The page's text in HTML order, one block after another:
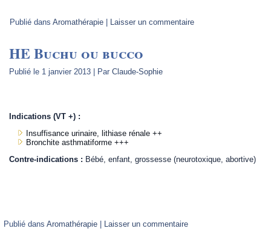
Publié dans Aromathérapie | Laisser un commentaire
HE Buchu ou bucco
Publié le 1 janvier 2013 | Par Claude-Sophie
Indications (VT +) :
Insuffisance urinaire, lithiase rénale ++
Bronchite asthmatiforme +++
Contre-indications : Bébé, enfant, grossesse (neurotoxique, abortive)
Publié dans Aromathérapie | Laisser un commentaire